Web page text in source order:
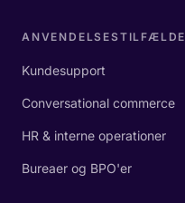
ANVENDELSESTILFÆLDE
Kundesupport
Conversational commerce
HR & interne operationer
Bureaer og BPO'er